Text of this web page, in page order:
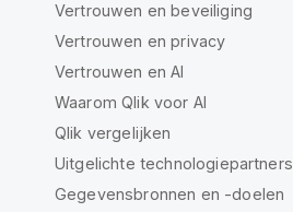
Vertrouwen en beveiliging
Vertrouwen en privacy
Vertrouwen en AI
Waarom Qlik voor AI
Qlik vergelijken
Uitgelichte technologiepartners
Gegevensbronnen en -doelen